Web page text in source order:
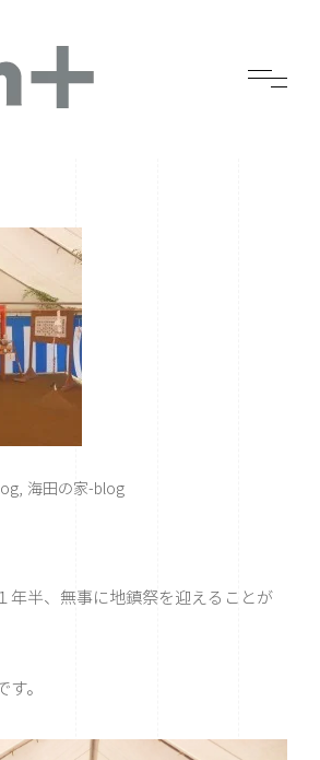
海田の家-blog
年半、無事に地鎮祭を迎えることが
。